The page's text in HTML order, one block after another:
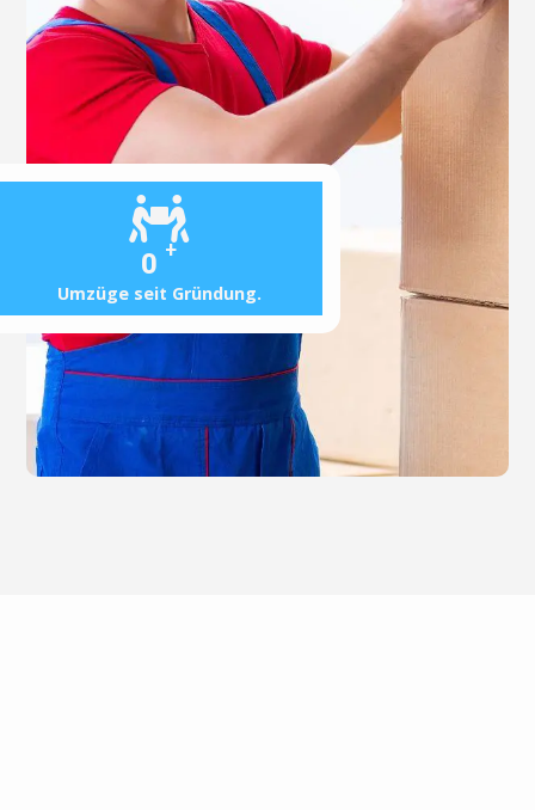
0 +
Umzüge seit Gründung.